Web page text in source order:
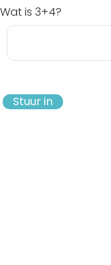
Wat is 3+4?
Stuur in